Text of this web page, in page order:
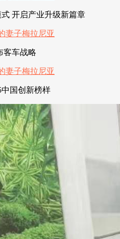
开启产业升级新篇章
客车战略
国创新榜样